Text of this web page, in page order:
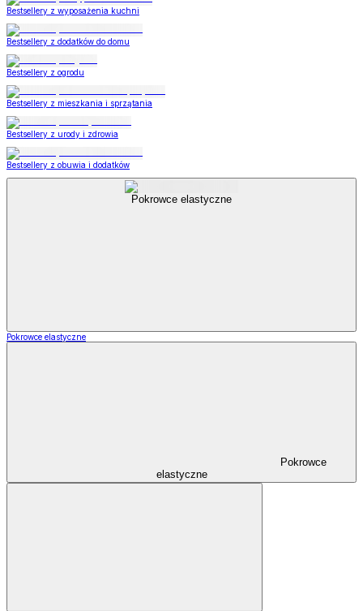
Bestsellery z wyposażenia kuchni
Bestsellery z dodatków do domu
Bestsellery z ogrodu
Bestsellery z mieszkania i sprzątania
Bestsellery z urody i zdrowia
Bestsellery z obuwia i dodatków
Pokrowce elastyczne
Pokrowce elastyczne
Pokrowce
elastyczne